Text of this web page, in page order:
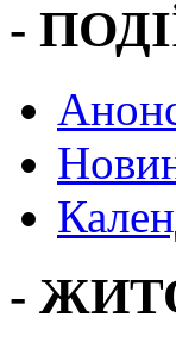
-
-